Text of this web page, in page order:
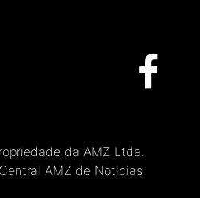
da AMZ Ltda.
AMZ de Noticias